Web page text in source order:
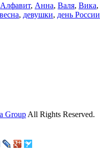
Алфавит, Анна, Валя, Вика,
весна, девушки, день России
Group All Rights Reserved.